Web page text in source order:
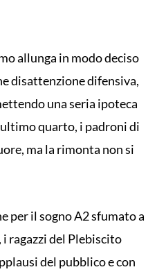
allunga in modo deciso
disattenzione difensiva,
una seria ipoteca
quarto, i padroni di
ma la rimonta non si
per il sogno A2 sfumato a
ragazzi del Plebiscito
del pubblico e con